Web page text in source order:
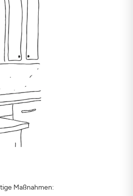
Maßnahmen: